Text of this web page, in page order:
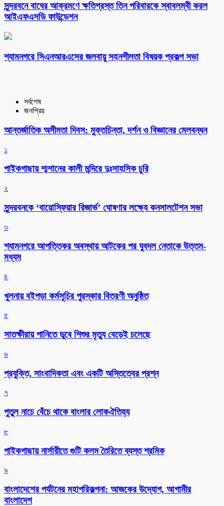
সুন্দরবনে বাঘের আক্রমণে ক্ষতিগ্রস্ত তিন পরিবারকে স্বাবলম্বী করল
আইএফএসডি ফাউন্ডেশন
শ্যামনগরে সিএনআরএসের জলবায়ু সহনশীলতা বিষয়ক প্রকল্প সভা
সর্বশেষ
জনপ্রিয়
আন্তর্জাতিক অসীমতা দিবস: মুক্তচিন্তা, দর্শন ও বিজ্ঞানের মেলবন্ধন
১
পাইকগাছায় শ্মশানের কালী মন্দিরে দুঃসাহসিক চুরি
২
সুন্দরবনকে ‘বায়োস্ফিয়ার রিজার্ভ’ ঘোষণার লক্ষ্যে কনসালটেশন সভা
৩
শ্যামনগরে আপত্তিকর অবস্থায় আটকের পর যুবদল নেতাকে উত্তম-
মধ্যম
৪
খুলনায় বইপড়া কর্মসূচির পুরস্কার বিতরণী অনুষ্ঠিত
৫
সাতক্ষীরায় পানিতে ডুবে শিশুর মৃত্যু বেড়েই চলেছে
৬
প্রযুক্তি, সাংবাদিকতা এবং একটি অস্তিত্বের প্রশ্ন
৭
পুতুল নাচে বেঁচে থাকে বাংলার লোকঐতিহ্য
৮
পাইকগাছায় নার্সারীতে গুটি কলম তৈরিতে ব্যস্ত শ্রমিক
৯
বাংলাদেশের পর্যটনের মহাপরিকল্পনা: আজকের উদ্যোগ, আগামীর
বাংলাদেশ